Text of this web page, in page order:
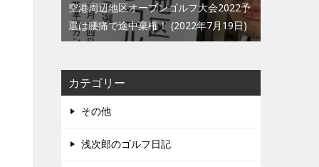
空港周辺地区オープンゴルフ大会2022予
選は腰痛で途中棄権！ 2022年7月19日
カテゴリー
その他
浅次郎のゴルフ日記